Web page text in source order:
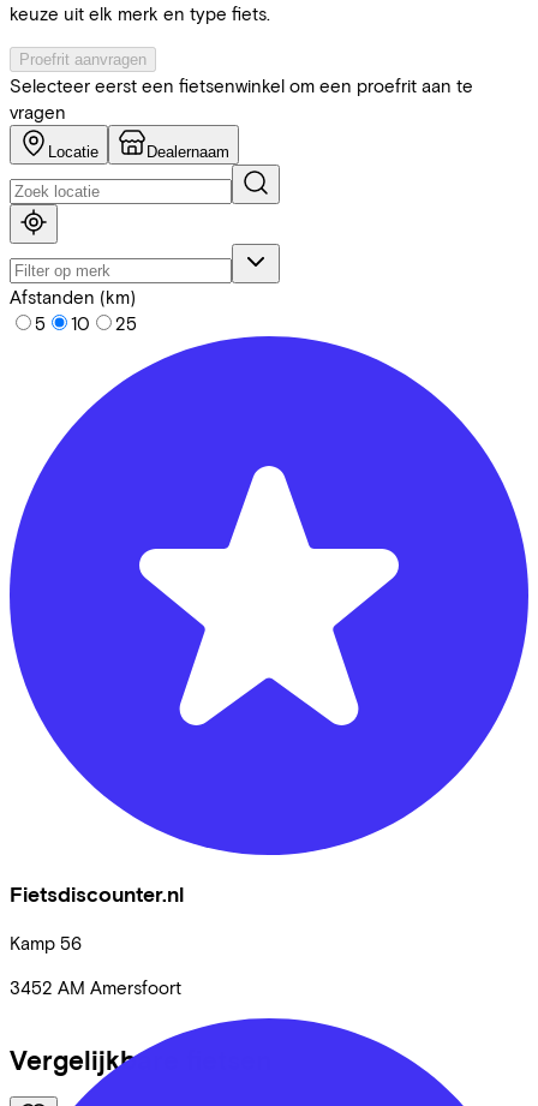
keuze uit elk merk en type fiets.
Proefrit aanvragen
Selecteer eerst een fietsenwinkel om een proefrit aan te
vragen
Locatie Dealernaam
Afstanden (km)
5
10 25
Fietsdiscounter.nl
Kamp 56
3452 AM Amersfoort
Vergelijkbare fietsen